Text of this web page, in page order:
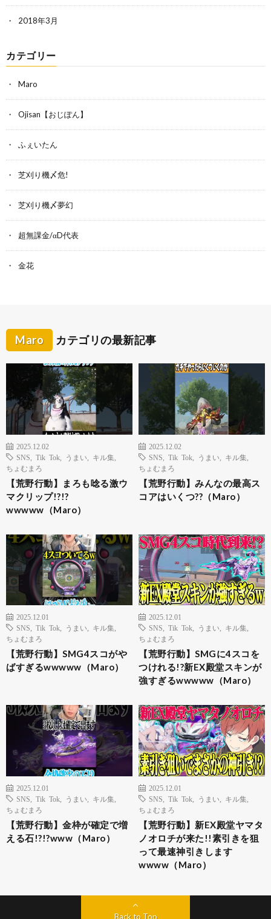
2018年3月
カテゴリー
Maro
Ojisan【おじぽん】
ふぇいたん
芝刈り機〆危!
芝刈り機〆夢幻
超無課金/αD代表
金花
Maro カテゴリの最新記事
2025.12.02
SNS
Tik Tok うまい キル集
ちょむまろ
【荒野行動】まろも唸る激ウ
マクリップ!?!?
wwwww（Maro）
2025.12.02
SNS
Tik Tok うまい キル集
ちょむまろ
【荒野行動】みんなの最高ス
コアはいくつ??（Maro）
2025.12.01
SNS
Tik Tok うまい キル集
ちょむまろ
【荒野行動】SMG4スコがや
ばすぎるwwwww（Maro）
2025.12.01
SNS
Tik Tok うまい キル集
ちょむまろ
【荒野行動】SMGに4スコを
つけれる!?新EX殿堂スキンが
強すぎるwwwww（Maro）
2025.12.01
SNS
Tik Tok うまい キル集
ちょむまろ
【荒野行動】金枠が確定で増
える石!?!?www（Maro）
2025.12.01
SNS
Tik Tok うまい キル集
ちょむまろ
【荒野行動】新EX殿堂ヤマタ
ノオロチが来た!!素引きを狙
って最速神引きします
wwww（Maro）
Back to Top